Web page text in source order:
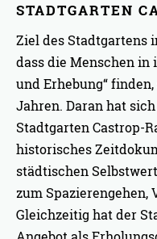
STADTGARTEN
Ziel des Stadtgartens
dass die Menschen in
und Erhebung“
Jahren. Daran hat
Stadtgarten Castrop-
historisches
städtischen
zum Spazierengehen,
Gleichzeitig hat der